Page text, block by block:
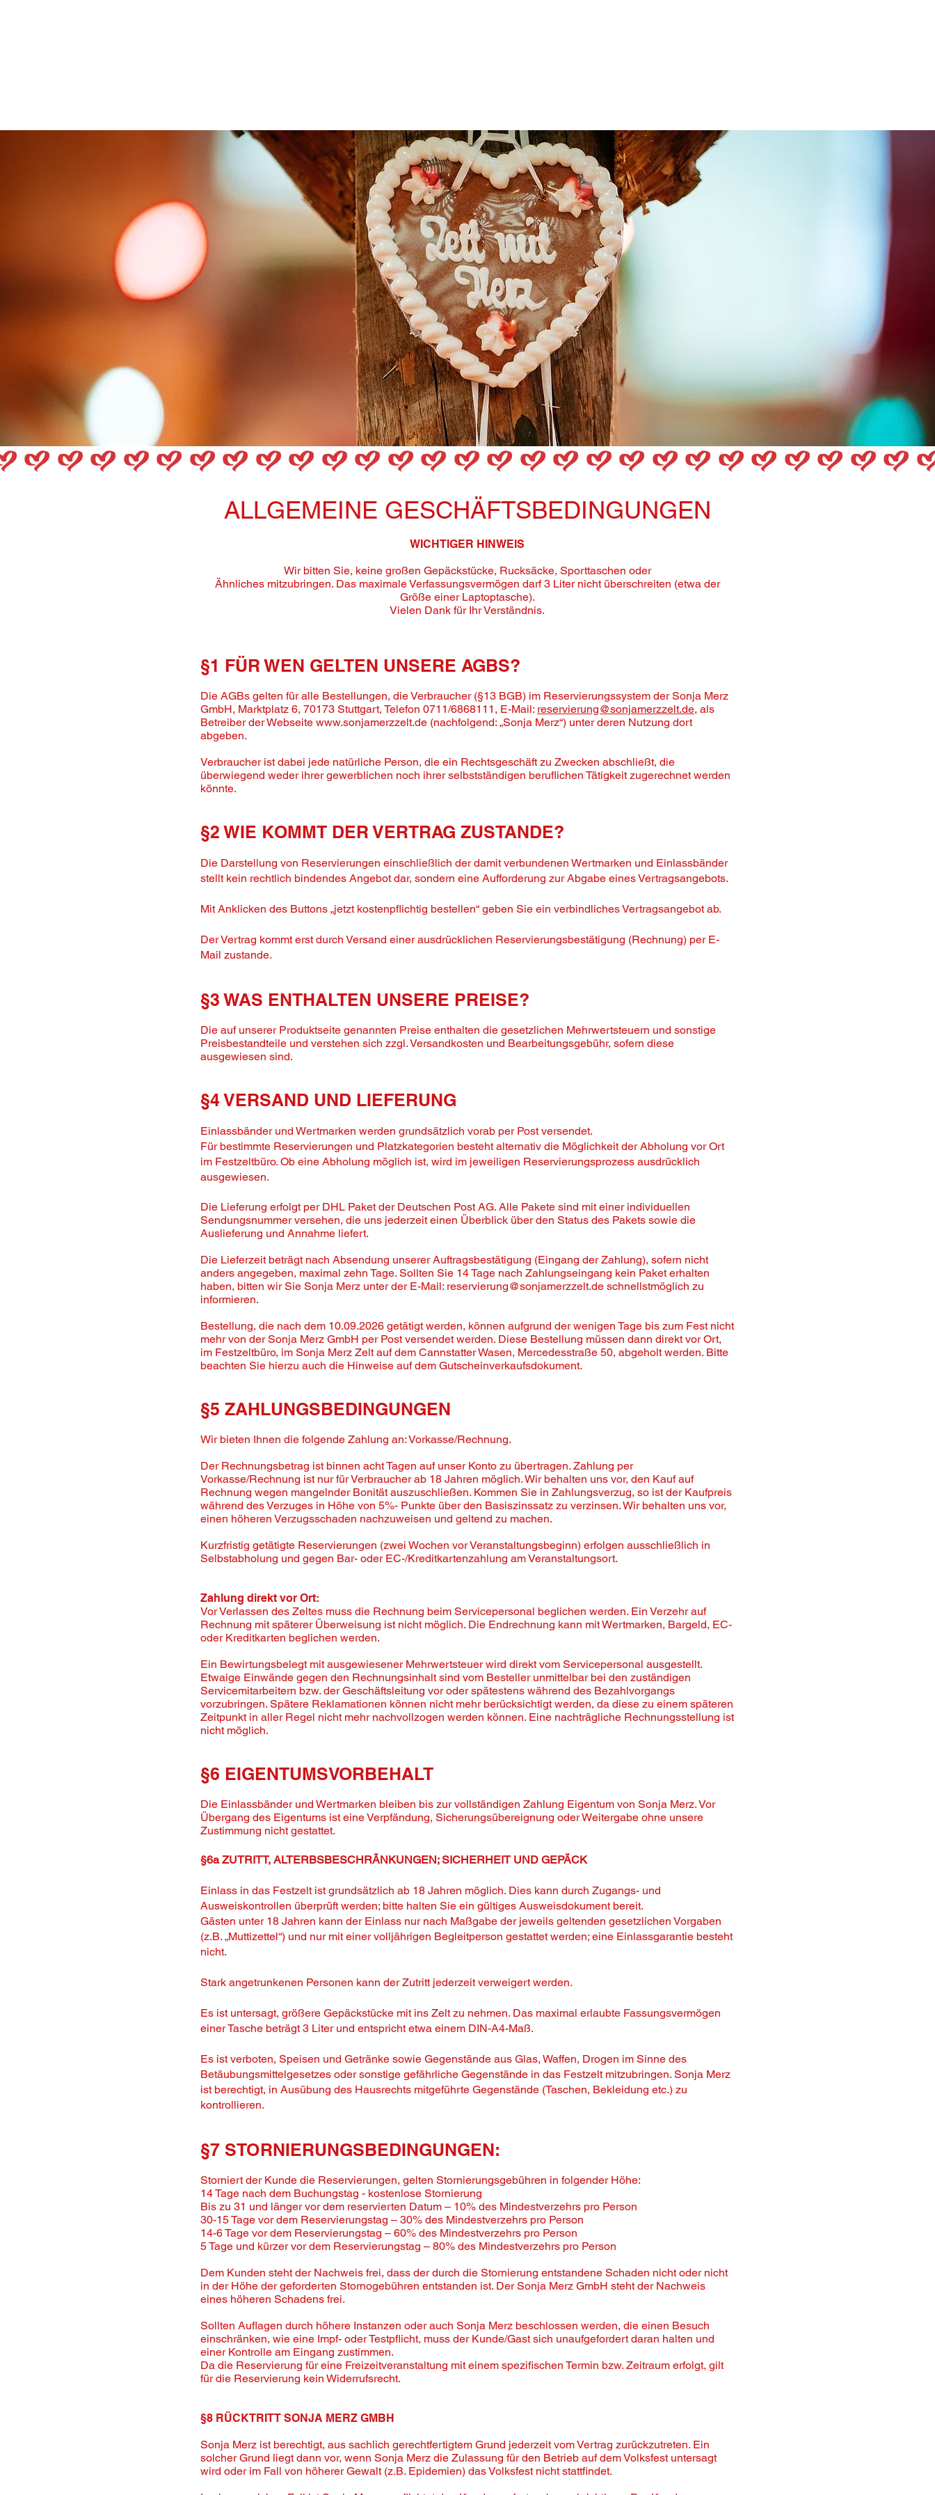
ALLGEMEINE GESCHÄFTSBEDINGUNGEN
WICHTIGER HINWEIS
Wir bitten Sie, keine großen Gepäckstücke, Rucksäcke, Sporttaschen oder
Ähnliches mitzubringen. Das maximale Verfassungsvermögen darf 3 Liter nicht überschreiten (etwa der
Größe einer Laptoptasche).
Vielen Dank für Ihr Verständnis.
§1 FÜR WEN GELTEN UNSERE AGBS?
Die AGBs gelten für alle Bestellungen, die Verbraucher (§13 BGB) im Reservierungssystem der Sonja Merz
GmbH, Marktplatz 6, 70173 Stuttgart, Telefon 0711/6868111, E-Mail: reservierung@sonjamerzzelt.de, als
Betreiber der Webseite www.sonjamerzzelt.de (nachfolgend: „Sonja Merz“) unter deren Nutzung dort
abgeben.
Verbraucher ist dabei jede natürliche Person, die ein Rechtsgeschäft zu Zwecken abschließt, die
überwiegend weder ihrer gewerblichen noch ihrer selbstständigen beruflichen Tätigkeit zugerechnet werden
könnte.
§2 WIE KOMMT DER VERTRAG ZUSTANDE?
Die Darstellung von Reservierungen einschließlich der damit verbundenen Wertmarken und Einlassbänder
stellt kein rechtlich bindendes Angebot dar, sondern eine Aufforderung zur Abgabe eines Vertragsangebots.
Mit Anklicken des Buttons „jetzt kostenpflichtig bestellen“ geben Sie ein verbindliches Vertragsangebot ab.
Der Vertrag kommt erst durch Versand einer ausdrücklichen Reservierungsbestätigung (Rechnung) per E-
Mail zustande.
§3 WAS ENTHALTEN UNSERE PREISE?
Die auf unserer Produktseite genannten Preise enthalten die gesetzlichen Mehrwertsteuern und sonstige
Preisbestandteile und verstehen sich zzgl. Versandkosten und Bearbeitungsgebühr, sofern diese
ausgewiesen sind.
§4 VERSAND UND LIEFERUNG
Einlassbänder und Wertmarken werden grundsätzlich vorab per Post versendet.
Für bestimmte Reservierungen und Platzkategorien besteht alternativ die Möglichkeit der Abholung vor Ort
im Festzeltbüro. Ob eine Abholung möglich ist, wird im jeweiligen Reservierungsprozess ausdrücklich
ausgewiesen.
Die Lieferung erfolgt per DHL Paket der Deutschen Post AG. Alle Pakete sind mit einer individuellen
Sendungsnummer versehen, die uns jederzeit einen Überblick über den Status des Pakets sowie die
Auslieferung und Annahme liefert.
Die Lieferzeit beträgt nach Absendung unserer Auftragsbestätigung (Eingang der Zahlung), sofern nicht
anders angegeben, maximal zehn Tage. Sollten Sie 14 Tage nach Zahlungseingang kein Paket erhalten
haben, bitten wir Sie Sonja Merz unter der E-Mail: reservierung@sonjamerzzelt.de schnellstmöglich zu
informieren.
Bestellung, die nach dem 10.09.2026 getätigt werden, können aufgrund der wenigen Tage bis zum Fest nicht
mehr von der Sonja Merz GmbH per Post versendet werden. Diese Bestellung müssen dann direkt vor Ort,
im Festzeltbüro, im Sonja Merz Zelt auf dem Cannstatter Wasen, Mercedesstraße 50, abgeholt werden. Bitte
beachten Sie hierzu auch die Hinweise auf dem Gutscheinverkaufsdokument.
§5 ZAHLUNGSBEDINGUNGEN
Wir bieten Ihnen die folgende Zahlung an: Vorkasse/Rechnung.
Der Rechnungsbetrag ist binnen acht Tagen auf unser Konto zu übertragen. Zahlung per
Vorkasse/Rechnung ist nur für Verbraucher ab 18 Jahren möglich. Wir behalten uns vor, den Kauf auf
Rechnung wegen mangelnder Bonität auszuschließen. Kommen Sie in Zahlungsverzug, so ist der Kaufpreis
während des Verzuges in Höhe von 5%- Punkte über den Basiszinssatz zu verzinsen. Wir behalten uns vor,
einen höheren Verzugsschaden nachzuweisen und geltend zu machen.
Kurzfristig getätigte Reservierungen (zwei Wochen vor Veranstaltungsbeginn) erfolgen ausschließlich in
Selbstabholung und gegen Bar- oder EC-/Kreditkartenzahlung am Veranstaltungsort.
Zahlung direkt vor Ort:
Vor Verlassen des Zeltes muss die Rechnung beim Servicepersonal beglichen werden. Ein Verzehr auf
Rechnung mit späterer Überweisung ist nicht möglich. Die Endrechnung kann mit Wertmarken, Bargeld, EC-
oder Kreditkarten beglichen werden.
Ein Bewirtungsbelegt mit ausgewiesener Mehrwertsteuer wird direkt vom Servicepersonal ausgestellt.
Etwaige Einwände gegen den Rechnungsinhalt sind vom Besteller unmittelbar bei den zuständigen
Servicemitarbeitern bzw. der Geschäftsleitung vor oder spätestens während des Bezahlvorgangs
vorzubringen. Spätere Reklamationen können nicht mehr berücksichtigt werden, da diese zu einem späteren
Zeitpunkt in aller Regel nicht mehr nachvollzogen werden können. Eine nachträgliche Rechnungsstellung ist
nicht möglich.
§6 EIGENTUMSVORBEHALT
Die Einlassbänder und Wertmarken bleiben bis zur vollständigen Zahlung Eigentum von Sonja Merz. Vor
Übergang des Eigentums ist eine Verpfändung, Sicherungsübereignung oder Weitergabe ohne unsere
Zustimmung nicht gestattet.
§6a ZUTRITT, ALTERBSBESCHRÄNKUNGEN; SICHERHEIT UND GEPÄCK
Einlass in das Festzelt ist grundsätzlich ab 18 Jahren möglich. Dies kann durch Zugangs- und
Ausweiskontrollen überprüft werden; bitte halten Sie ein gültiges Ausweisdokument bereit.
Gästen unter 18 Jahren kann der Einlass nur nach Maßgabe der jeweils geltenden gesetzlichen Vorgaben
(z.B. „Muttizettel“) und nur mit einer volljährigen Begleitperson gestattet werden; eine Einlassgarantie besteht
nicht.
Stark angetrunkenen Personen kann der Zutritt jederzeit verweigert werden.
Es ist untersagt, größere Gepäckstücke mit ins Zelt zu nehmen. Das maximal erlaubte Fassungsvermögen
einer Tasche beträgt 3 Liter und entspricht etwa einem DIN-A4-Maß.
Es ist verboten, Speisen und Getränke sowie Gegenstände aus Glas, Waffen, Drogen im Sinne des
Betäubungsmittelgesetzes oder sonstige gefährliche Gegenstände in das Festzelt mitzubringen. Sonja Merz
ist berechtigt, in Ausübung des Hausrechts mitgeführte Gegenstände (Taschen, Bekleidung etc.) zu
kontrollieren.
§7 STORNIERUNGSBEDINGUNGEN:
Storniert der Kunde die Reservierungen, gelten Stornierungsgebühren in folgender Höhe:
14 Tage nach dem Buchungstag - kostenlose Stornierung
Bis zu 31 und länger vor dem reservierten Datum – 10% des Mindestverzehrs pro Person
30-15 Tage vor dem Reservierungstag – 30% des Mindestverzehrs pro Person
14-6 Tage vor dem Reservierungstag – 60% des Mindestverzehrs pro Person
5 Tage und kürzer vor dem Reservierungstag – 80% des Mindestverzehrs pro Person
Dem Kunden steht der Nachweis frei, dass der durch die Stornierung entstandene Schaden nicht oder nicht
in der Höhe der geforderten Stornogebühren entstanden ist. Der Sonja Merz GmbH steht der Nachweis
eines höheren Schadens frei.
Sollten Auflagen durch höhere Instanzen oder auch Sonja Merz beschlossen werden, die einen Besuch
einschränken, wie eine Impf- oder Testpflicht, muss der Kunde/Gast sich unaufgefordert daran halten und
einer Kontrolle am Eingang zustimmen.
Da die Reservierung für eine Freizeitveranstaltung mit einem spezifischen Termin bzw. Zeitraum erfolgt, gilt
für die Reservierung kein Widerrufsrecht.
§8 RÜCKTRITT SONJA MERZ GMBH
Sonja Merz ist berechtigt, aus sachlich gerechtfertigtem Grund jederzeit vom Vertrag zurückzutreten. Ein
solcher Grund liegt dann vor, wenn Sonja Merz die Zulassung für den Betrieb auf dem Volksfest untersagt
wird oder im Fall von höherer Gewalt (z.B. Epidemien) das Volksfest nicht stattfindet.